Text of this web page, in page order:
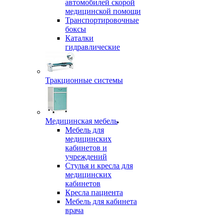
автомобилей скорой
медицинской помощи
Транспортировочные
боксы
Каталки
гидравлические
Тракционные системы
Медицинская мебель
Мебель для
медицинских
кабинетов и
учреждений
Стулья и кресла для
медицинских
кабинетов
Кресла пациента
Мебель для кабинета
врача